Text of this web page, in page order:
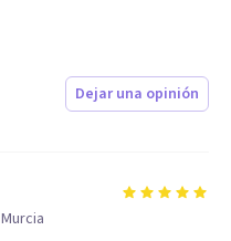
Dejar una opinión
Murcia